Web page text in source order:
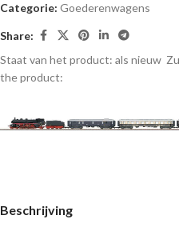
Categorie: Goederenwagens
Share:
Staat van het product: als nieuw
the product:
Beschrijving